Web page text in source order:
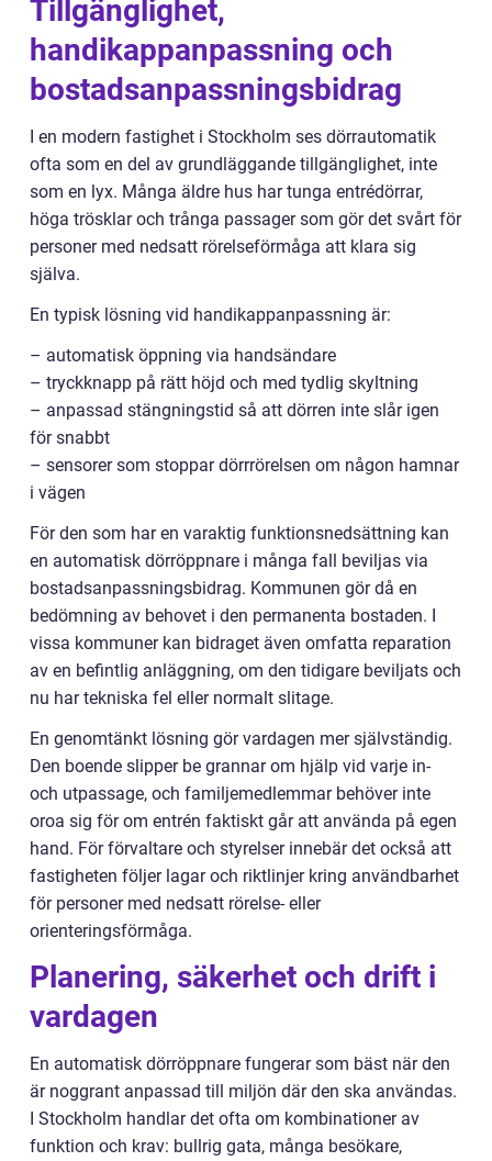
Tillgänglighet,
handikappanpassning och
bostadsanpassningsbidrag
I en modern fastighet i Stockholm ses dörrautomatik
ofta som en del av grundläggande tillgänglighet, inte
som en lyx. Många äldre hus har tunga entrédörrar,
höga trösklar och trånga passager som gör det svårt för
personer med nedsatt rörelseförmåga att klara sig
själva.
En typisk lösning vid handikappanpassning är:
– automatisk öppning via handsändare
– tryckknapp på rätt höjd och med tydlig skyltning
– anpassad stängningstid så att dörren inte slår igen
för snabbt
– sensorer som stoppar dörrrörelsen om någon hamnar
i vägen
För den som har en varaktig funktionsnedsättning kan
en automatisk dörröppnare i många fall beviljas via
bostadsanpassningsbidrag. Kommunen gör då en
bedömning av behovet i den permanenta bostaden. I
vissa kommuner kan bidraget även omfatta reparation
av en befintlig anläggning, om den tidigare beviljats och
nu har tekniska fel eller normalt slitage.
En genomtänkt lösning gör vardagen mer självständig.
Den boende slipper be grannar om hjälp vid varje in-
och utpassage, och familjemedlemmar behöver inte
oroa sig för om entrén faktiskt går att använda på egen
hand. För förvaltare och styrelser innebär det också att
fastigheten följer lagar och riktlinjer kring användbarhet
för personer med nedsatt rörelse- eller
orienteringsförmåga.
Planering, säkerhet och drift i
vardagen
En automatisk dörröppnare fungerar som bäst när den
är noggrant anpassad till miljön där den ska användas.
I Stockholm handlar det ofta om kombinationer av
funktion och krav: bullrig gata, många besökare,